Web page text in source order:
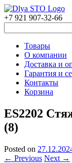
+7 921 907-32-66
Товары
О компании
Доставка и
Гарантия и
Контакты
Корзина
ES2202
(8)
Posted on
← Previous Next →